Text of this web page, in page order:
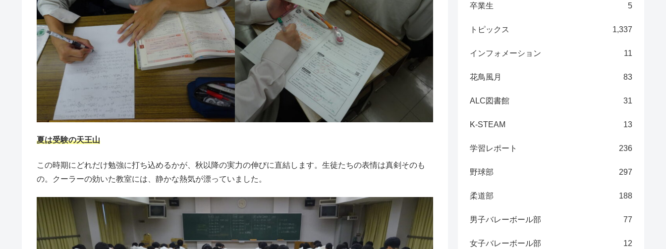
夏は受験の天王山
この時期にどれだけ勉強に打ち込めるかが、秋以降の実力の伸びに直結します。生徒たちの表情は真剣そのも
の。クーラーの効いた教室には、静かな熱気が漂っていました。
卒業生 5
トピックス 1,337
インフォメーション 11
花鳥風月 83
ALC図書館 31
K-STEAM 13
学習レポート 236
野球部 297
柔道部 188
男子バレーボール部 77
女子バレーボール部 12